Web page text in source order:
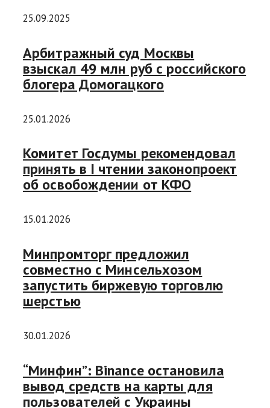
25.09.2025
Арбитражный суд Москвы
взыскал 49 млн руб с российского
блогера Домогацкого
25.01.2026
Комитет Госдумы рекомендовал
принять в I чтении законопроект
об освобождении от КФО
15.01.2026
Минпромторг предложил
совместно с Минсельхозом
запустить биржевую торговлю
шерстью
30.01.2026
“Минфин”: Binance остановила
вывод средств на карты для
пользователей с Украины